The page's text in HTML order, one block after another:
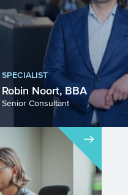
SPECIALIST
Robin Noort, BBA
Senior Consultant